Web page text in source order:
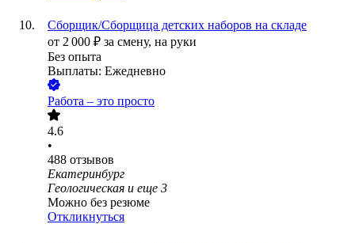
Сборщик/Сборщица детских наборов на складе
от 2 000 ₽ за смену, на руки
Без опыта
Выплаты: Ежедневно
Работа – это просто
4.6
•
488 отзывов
Екатеринбург
Геологическая и еще 3
Можно без резюме
Откликнуться